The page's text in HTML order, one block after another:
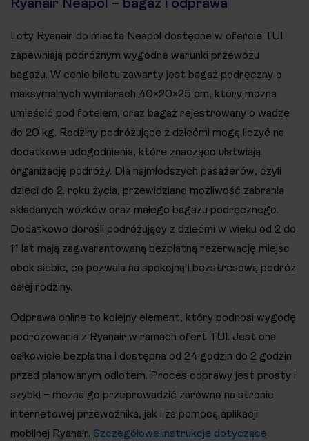
Ryanair Neapol – bagaż i odprawa
Loty Ryanair do miasta Neapol dostępne w ofercie TUI
zapewniają podróżnym wygodne warunki przewozu
bagażu. W cenie biletu zawarty jest bagaż podręczny o
maksymalnych wymiarach 40×20×25 cm, który można
umieścić pod fotelem, oraz bagaż rejestrowany o wadze
do 20 kg. Rodziny podróżujące z dziećmi mogą liczyć na
dodatkowe udogodnienia, które znacząco ułatwiają
organizację podróży. Dla najmłodszych pasażerów, czyli
dzieci do 2. roku życia, przewidziano możliwość zabrania
składanych wózków oraz małego bagażu podręcznego.
Dodatkowo dorośli podróżujący z dziećmi w wieku od 2 do
11 lat mają zagwarantowaną bezpłatną rezerwację miejsc
obok siebie, co pozwala na spokojną i bezstresową podróż
całej rodziny.
Odprawa online to kolejny element, który podnosi wygodę
podróżowania z Ryanair w ramach ofert TUI. Jest ona
całkowicie bezpłatna i dostępna od 24 godzin do 2 godzin
przed planowanym odlotem. Proces odprawy jest prosty i
szybki – można go przeprowadzić zarówno na stronie
internetowej przewoźnika, jak i za pomocą aplikacji
mobilnej Ryanair. Szczegółowe instrukcje dotyczące